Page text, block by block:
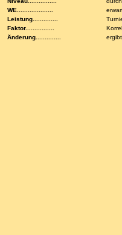
WE....................
Leistung..............
Faktor................
Änderung..............